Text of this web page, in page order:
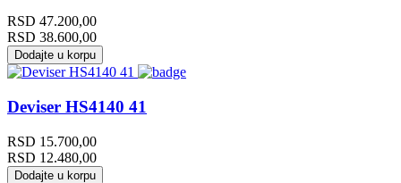
RSD 47.200,00
RSD 38.600,00
Dodajte u korpu
Deviser HS4140 41
RSD 15.700,00
RSD 12.480,00
Dodajte u korpu